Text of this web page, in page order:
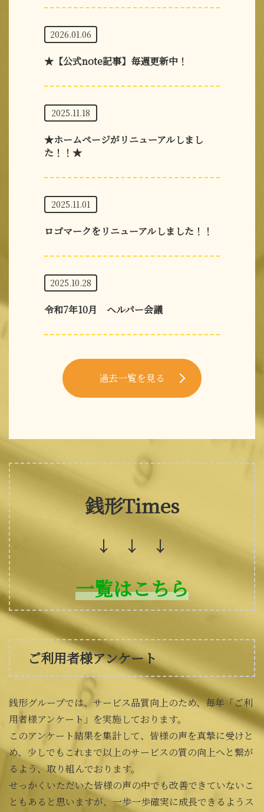
2026.01.06
★【公式note記事】毎週更新中！
2025.11.18
★ホームページがリニューアルしまし
た！！★
2025.11.01
ロゴマークをリニューアルしました！！
2025.10.28
令和7年10月 ヘルパー会議
過去一覧を見る
銭形Times
↓ ↓ ↓
一覧はこちら
ご利用者様アンケート
銭形グループでは、サービス品質向上のため、毎年「ご利
用者様アンケート」を実施しております。
このアンケート結果を集計して、皆様の声を真摯に受けと
め、少しでもこれまで以上のサービスの質の向上へと繋が
るよう、取り組んでおります。
せっかくいただいた皆様の声の中でも改善できていないこ
ともあると思いますが、一歩一歩確実に成長できるようス